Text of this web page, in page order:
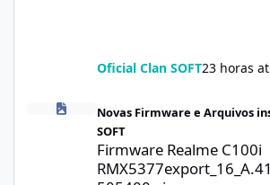
Oficial Clan SOFT23 horas
Firmware Realme C100i
Novas Firmware e Arquivos
SOFT
Firmware Realme C100i